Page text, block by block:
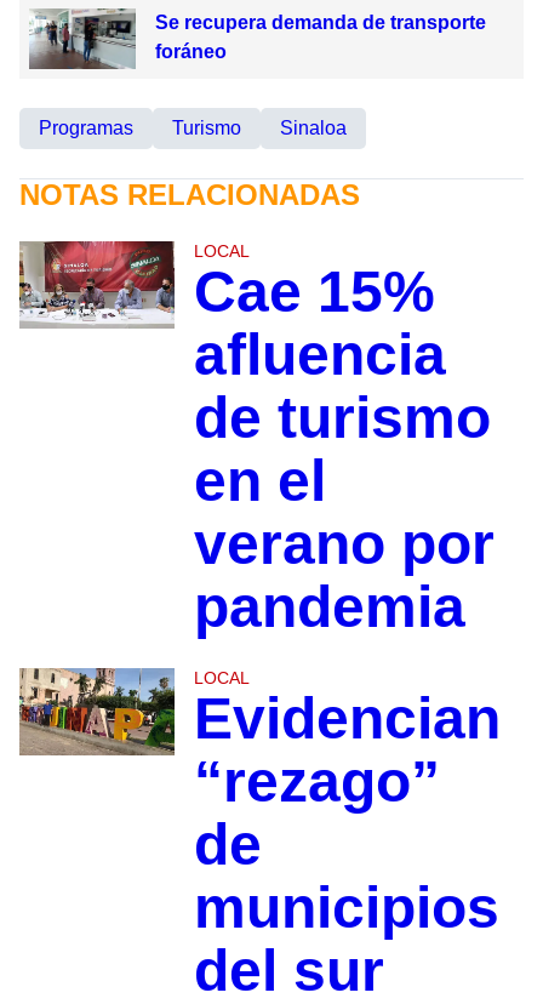
Se recupera demanda de transporte
foráneo
Programas Turismo Sinaloa
NOTAS RELACIONADAS
LOCAL
Cae 15%
afluencia
de turismo
en el
verano por
pandemia
LOCAL
Evidencian
“rezago”
de
municipios
del sur